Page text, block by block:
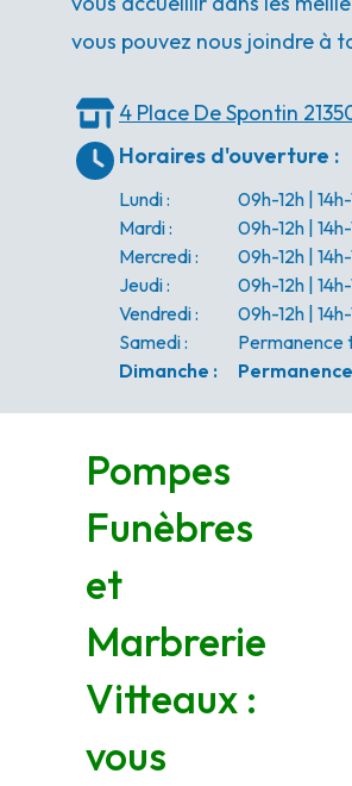
vous pouvez nous joindre à
4 Place De Spontin
Horaires d'ouverture :
Lundi:
09h-12h |
Mardi:
09h-12h |
Mercredi:
09h-12h |
Jeudi:
09h-12h |
Vendredi:
09h-12h |
Samedi:
Permanence
Dimanche :
Pompes
Funèbres
et
Marbrerie
Vitteaux :
vous